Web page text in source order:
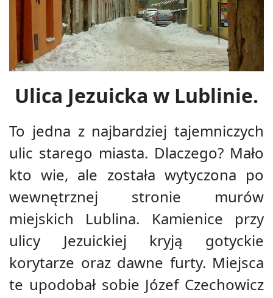
Ulica Jezuicka w Lublinie.
To jedna z najbardziej tajemniczych
ulic starego miasta. Dlaczego? Mało
kto wie, ale została wytyczona po
wewnętrznej stronie murów
miejskich Lublina. Kamienice przy
ulicy Jezuickiej kryją gotyckie
korytarze oraz dawne furty. Miejsca
te upodobał sobie Józef Czechowicz